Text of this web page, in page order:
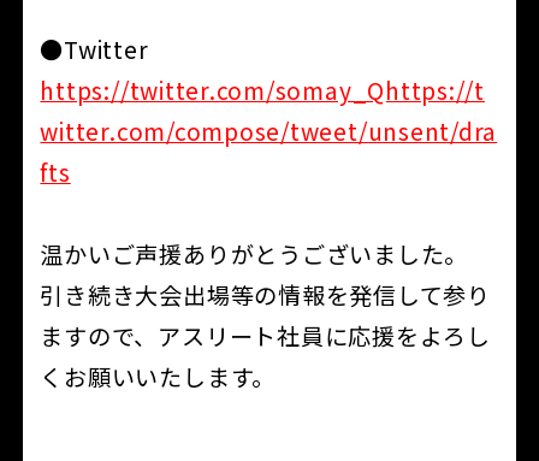
●Twitter
https://twitter.com/somay_Qhttps://t
witter.com/compose/tweet/unsent/dra
fts
温かいご声援ありがとうございました。
引き続き大会出場等の情報を発信して参り
ますので、アスリート社員に応援をよろし
くお願いいたします。